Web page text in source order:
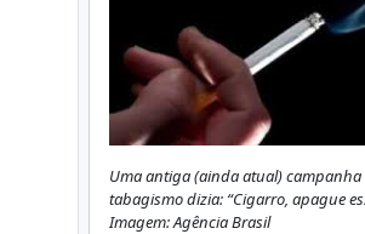
Uma antiga (ainda atual)
tabagismo dizia: “Cigarro, apague
Imagem: Agência Brasil